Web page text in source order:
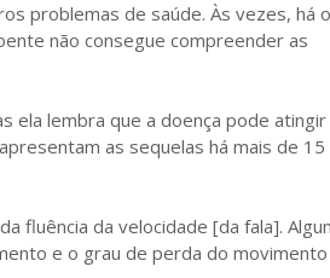
problemas de saúde. Às vezes, há o
não consegue compreender as
ela lembra que a doença pode atingir
as sequelas há mais de 15
fluência da velocidade [da fala].
e o grau de perda do movimento